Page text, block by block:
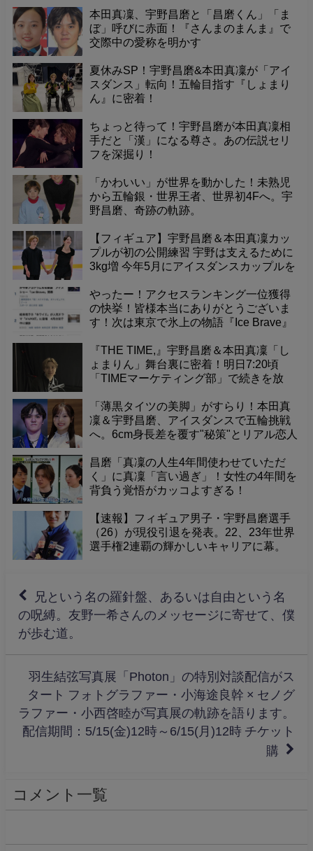
宇野昌磨 SNS・広告, 聖地・施設・ファン
本田真凜、宇野昌磨と「昌磨くん」「ま
ぼ」呼びに赤面！『さんまのまんま』で
夏休みSP！宇野昌磨&本田真凜が「アイ
スダンス」転向！五輪目指す『しょまり
ちょっと待って！宇野昌磨が本田真凜相
手だと「漢」になる尊さ。あの伝説セリ
「かわいい」が世界を動かした！未熟児
から五輪銀・世界王者、世界初4Fへ。宇
【フィギュア】宇野昌磨＆本田真凜カッ
プルが初の公開練習 宇野は支えるために
結成した2人が14日、公開練習を実施し
た。息の合ったターンやツイズルの連続
技を披露したほか、「クリムキン
やったー！アクセスランキング一位獲得
の快挙！皆様本当にありがとうございま
を！
『THE TIME,』宇野昌磨＆本田真凜「し
ょまりん」舞台裏に密着！明日7:20頃
凜＆宇野昌磨、アイスダンスで五輪挑戦
へ。6cm身長差を覆す"秘策"とリアル恋人
く」に真凜「言い過ぎ」！女性の4年間を
背負う覚悟がカッコよすぎる！
【速報】フィギュア男子・宇野昌磨選手
（26）が現役引退を発表。22、23年世界
選手権2連覇の輝かしいキャリアに幕。
の呪縛。友野一希さんのメッセージに寄せて、僕
が歩む道。